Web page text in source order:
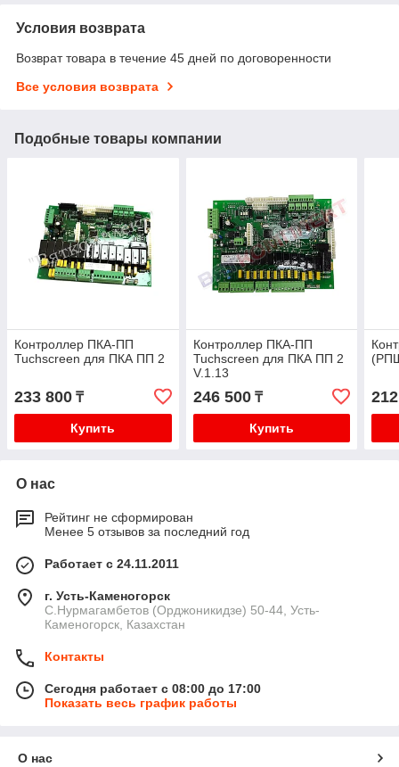
Условия возврата
Возврат товара в течение 45 дней по договоренности
Все условия возврата
Подобные товары компании
Контроллер ПКА-ПП
Tuchscreen для ПКА ПП 2
233 800 ₸
Купить
Контроллер ПКА-ПП
Tuchscreen для ПКА ПП 2
V.1.13
246 500₸
Купить
О нас
Рейтинг не сформирован
Менее 5 отзывов за последний год
Работает с 24.11.2011
г. Усть-Каменогорск
С.Нурмагамбетов (Орджоникидзе) 50-44, Усть-
Каменогорск, Казахстан
Контакты
Сегодня работает с 08:00 до 17:00
Показать весь график работы
О нас